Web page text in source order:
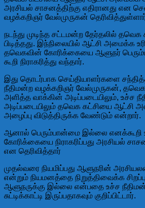
அரசியல் சாசனத்திற்கு எதிரானது என
வழக்கறிஞர் வேல்முருகன்
நடந்து முடிந்த சட்டமன்ற தேர்தலில்
பிடித்தது. இந்நிலையில் ஆட்சி அமைக்க
தவெகவின் கோரிக்கையை ஆளுநர்
கூறி நிராகரித்து வந்தார்.
இது தொடர்பாக செய்தியாளர்களை
நீதிமன்ற வழக்கறிஞர் வேல்முருகன்,
அளித்த வாக்கின் அடிப்படையிலும், உச்ச
அடிப்படையிலும் தவெக கட்சியை ஆட்சி
அழைப்பு விடுத்திருக்க வேண்டும் என்றார்.
ஆனால் பெரும்பான்மை இல்லை எனக்கூறி
கோரிக்கையை நிராகரிப்பது அரசியல்
என தெரிவித்தார்
முதல்வரை நியமிப்பது ஆளுநரின்
என்றும் நியமனத்தை நிறுத்திவைக்க
ஆளுநருக்கு இல்லை என்பதை உச்ச
சுட்டிக்காட்டி இருப்பதாகவும் குறிப்பிட்டார்.